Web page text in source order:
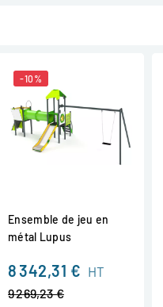
-10%
Ensemble de jeu en
métal Lupus
8 342,31 € HT
9 269,23 €